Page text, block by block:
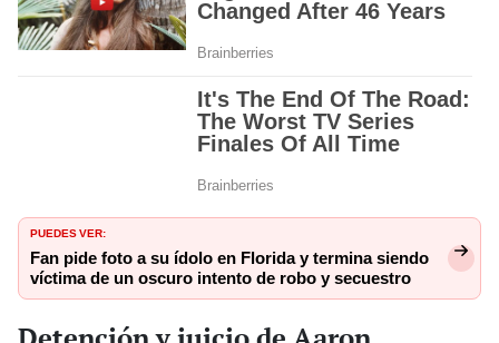
PUEDES VER:
Fan pide foto a su ídolo en Florida y termina siendo
víctima de un oscuro intento de robo y secuestro